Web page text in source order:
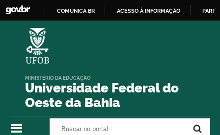
COMUNICA BR ACESSO À INFORMAÇÃO
Universidade Federal do
Oeste da Bahia
MINISTÉRIO DA EDUCAÇÃO